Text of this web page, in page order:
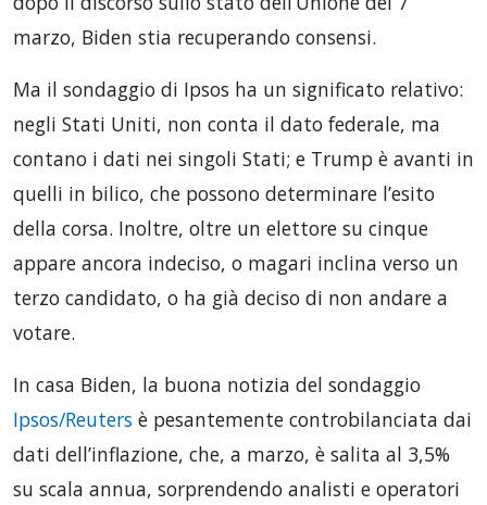
marzo, Biden stia recuperando consensi.
Ma il sondaggio di Ipsos ha un significato relativo:
negli Stati Uniti, non conta il dato federale, ma
contano i dati nei singoli Stati; e Trump è avanti in
quelli in bilico, che possono determinare l’esito
della corsa. Inoltre, oltre un elettore su cinque
appare ancora indeciso, o magari inclina verso un
terzo candidato, o ha già deciso di non andare a
votare.
In casa Biden, la buona notizia del sondaggio
Ipsos/Reuters è pesantemente controbilanciata dai
dati dell’inflazione, che, a marzo, è salita al 3,5%
su scala annua, sorprendendo analisti e operatori